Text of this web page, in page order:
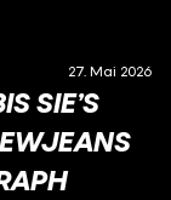
27. Mai 2026
SIE’S